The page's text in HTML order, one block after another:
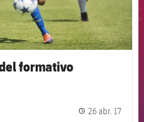
formativo
26 abr. 17